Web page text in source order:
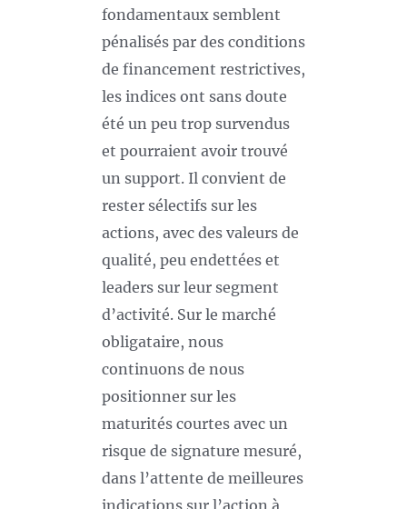
fondamentaux semblent
pénalisés par des conditions
de financement restrictives,
les indices ont sans doute
été un peu trop survendus
et pourraient avoir trouvé
un support. Il convient de
rester sélectifs sur les
actions, avec des valeurs de
qualité, peu endettées et
leaders sur leur segment
d’activité. Sur le marché
obligataire, nous
continuons de nous
positionner sur les
maturités courtes avec un
risque de signature mesuré,
dans l’attente de meilleures
indications sur l’action à